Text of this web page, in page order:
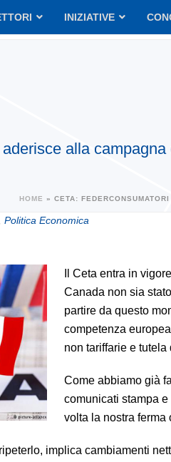
INIZIATIVE
alla
HOME » CETA:
Politica Economica
Il Ceta entra in
Canada non sia
partire da questo
competenza
non tariffarie e
Come abbiamo già
comunicati stampa
volta la nostra ferma
implica cambiamenti